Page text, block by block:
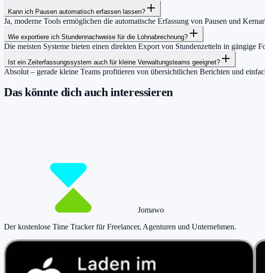
Kann ich Pausen automatisch erfassen lassen?
Ja, moderne Tools ermöglichen die automatische Erfassung von Pausen und
Wie exportiere ich Stundennachweise für die Lohnabrechnung?
Die meisten Systeme bieten einen direkten Export von Stundenzetteln in gängige
Ist ein Zeiterfassungssystem auch für kleine Verwaltungsteams geeignet?
Absolut – gerade kleine Teams profitieren von übersichtlichen Berichten und
Das könnte dich auch interessieren
Jomawo
Der kostenlose Time Tracker für Freelancer, Agenturen und Unternehmen.